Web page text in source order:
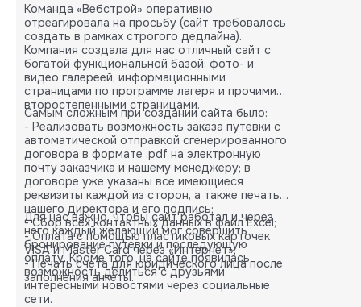
Команда «Вебстрой» оперативно
отреагировала на просьбу (сайт требовалось
создать в рамках строгого дедлайна).
Компания создала для нас отличный сайт с
богатой функциональной базой: фото- и
видео галереей, информационными
страницами по программе лагеря и прочими
второстепенными страницами.
Самым сложным при создании сайта было:
- Реализовать возможность заказа путевки с
автоматической отправкой сгенерированного
договора в формате .pdf на электронную
почту заказчика и нашему менеджеру; в
договоре уже указаны все имеющиеся
реквизиты каждой из сторон, а также печать
нашего директора и его подпись;
- Сбор всех контактных данных в файл Excel;
- Оплата с помощью пластиковых карточек
VISA и Master Card через «Интернет»;
- Печать счета для юридического лица после
заполнения анкеты.
Для нас важно, чтобы сайт работал и через
него каждый желающий мог совершить
бронирование путевки и последующую
оплату. Кроме того, на сайте появилась
возможность делиться с друзьями
интересными новостями через социальные
сети.